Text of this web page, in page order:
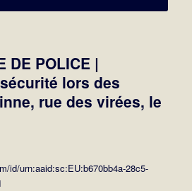
DE POLICE |
lors des
rue des virées, le
id/urn:aaid:sc:EU:b670bb4a-28c5-